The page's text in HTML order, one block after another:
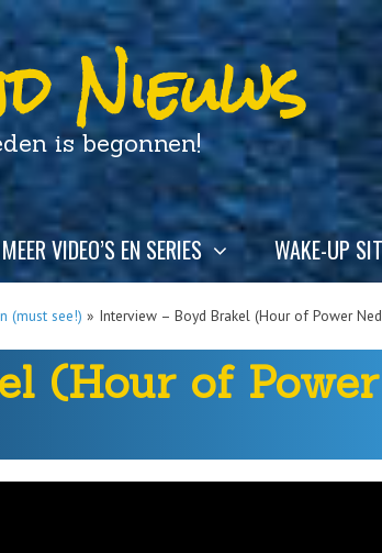
Nieuws
is begonnen!
VIDEO’S EN SERIES WAKE-UP
(must see!) » Interview – Boyd Brakel (Hour of Power
(Hour of Power